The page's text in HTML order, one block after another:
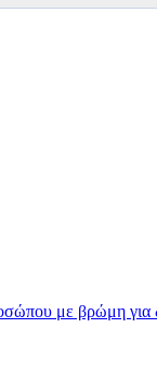
με βρώμη για